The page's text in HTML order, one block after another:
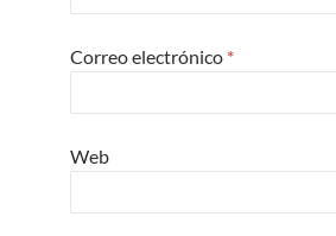
Correo electrónico *
Web